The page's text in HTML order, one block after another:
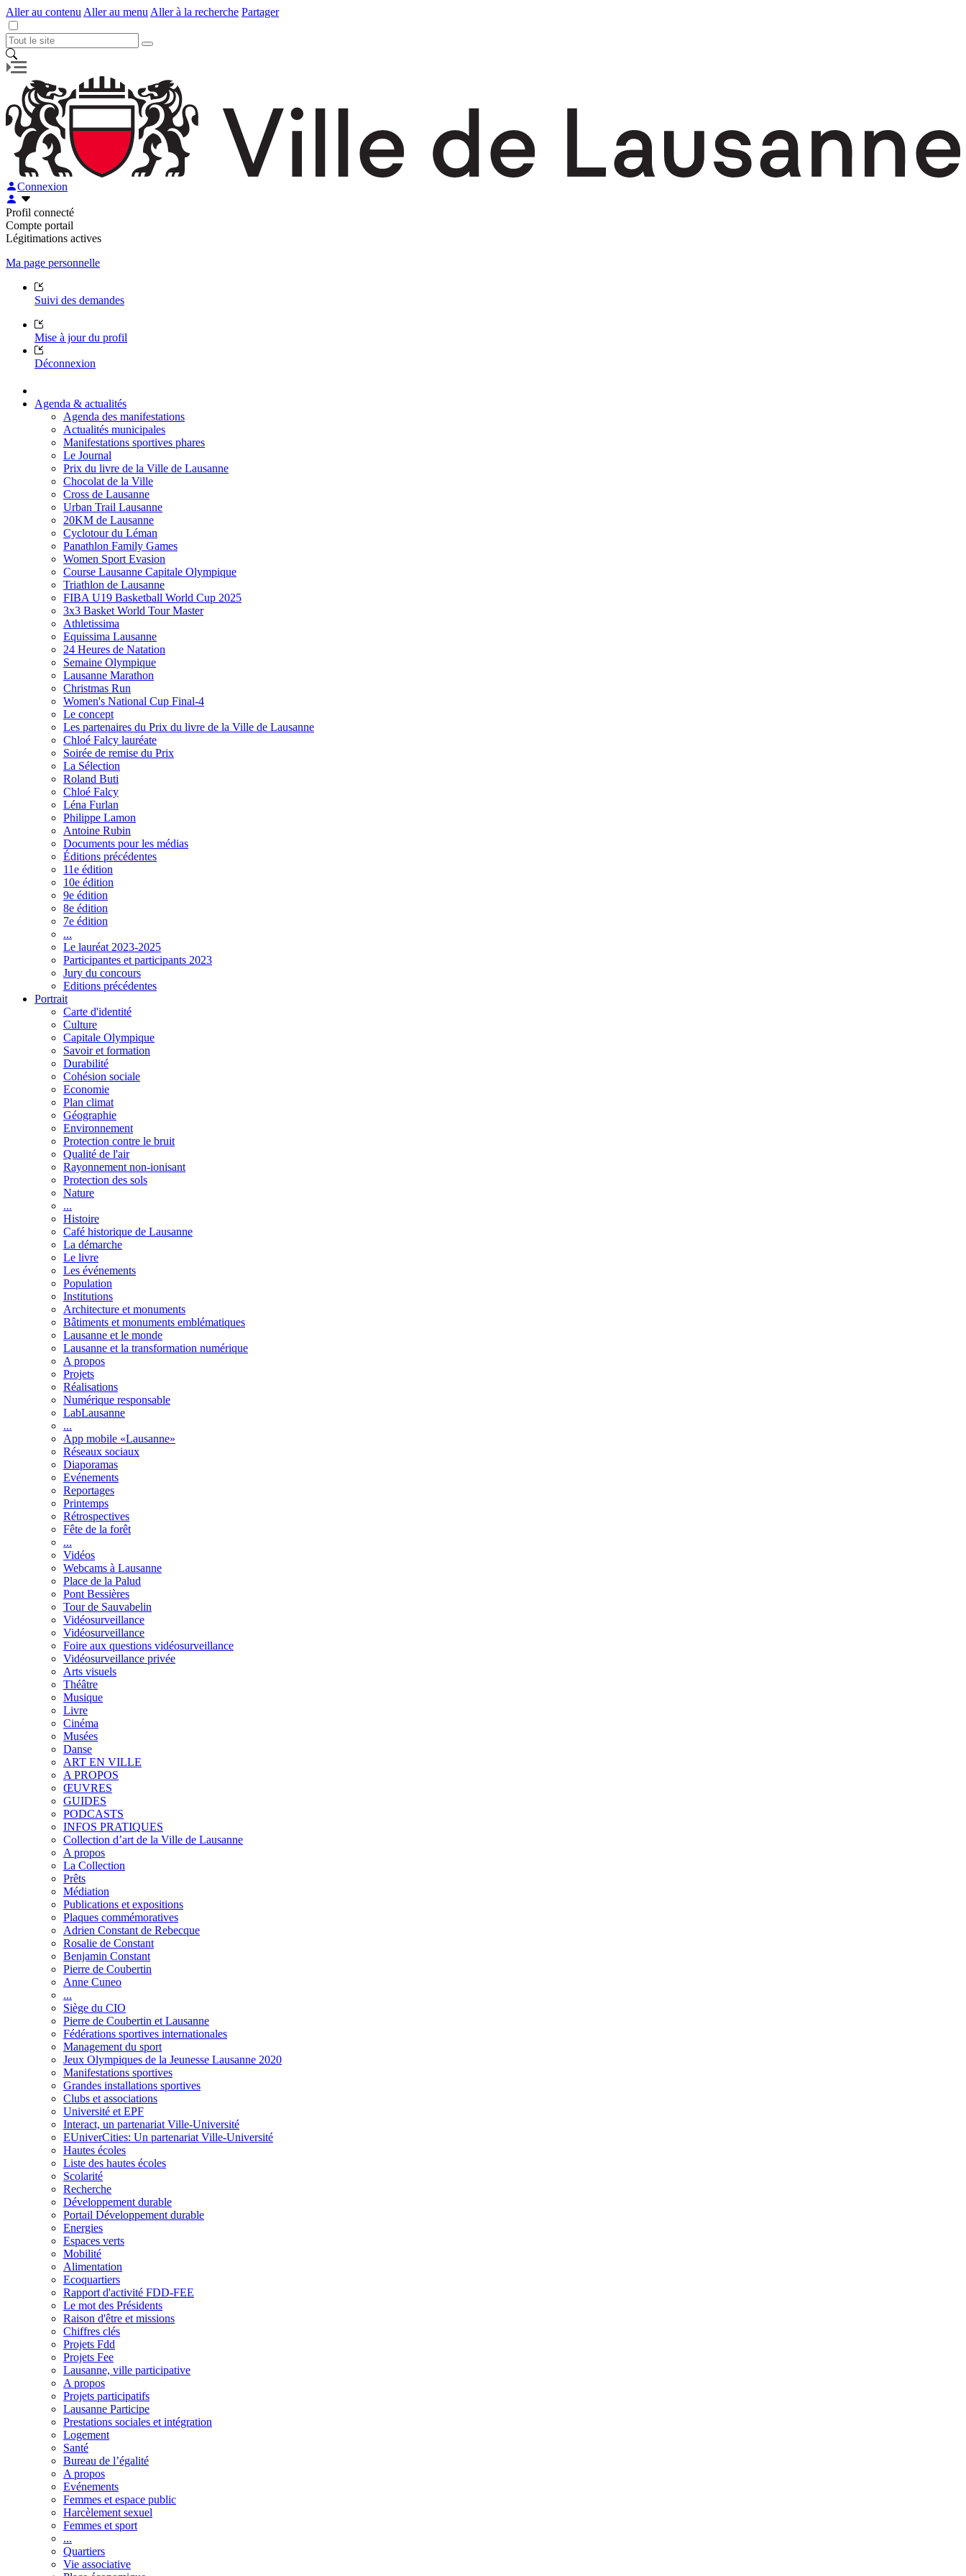
Aller au contenu Aller au menu Aller à la recherche Partager
Connexion
Profil connecté
Compte portail
Légitimations actives
Ma page personnelle
Suivi des demandes
Mise à jour du profil
Déconnexion
Agenda & actualités
Agenda des manifestations
Actualités municipales
Manifestations sportives phares
Le Journal
Prix du livre de la Ville de Lausanne
Chocolat de la Ville
Cross de Lausanne
Urban Trail Lausanne
20KM de Lausanne
Cyclotour du Léman
Panathlon Family Games
Women Sport Evasion
Course Lausanne Capitale Olympique
Triathlon de Lausanne
FIBA U19 Basketball World Cup 2025
3x3 Basket World Tour Master
Athletissima
Equissima Lausanne
24 Heures de Natation
Semaine Olympique
Lausanne Marathon
Christmas Run
Women's National Cup Final-4
Le concept
Les partenaires du Prix du livre de la Ville de Lausanne
Chloé Falcy lauréate
Soirée de remise du Prix
La Sélection
Roland Buti
Chloé Falcy
Léna Furlan
Philippe Lamon
Antoine Rubin
Documents pour les médias
Éditions précédentes
11e édition
10e édition
9e édition
8e édition
7e édition
...
Le lauréat 2023-2025
Participantes et participants 2023
Jury du concours
Editions précédentes
Portrait
Carte d'identité
Culture
Capitale Olympique
Savoir et formation
Durabilité
Cohésion sociale
Economie
Plan climat
Géographie
Environnement
Protection contre le bruit
Qualité de l'air
Rayonnement non-ionisant
Protection des sols
Nature
...
Histoire
Café historique de Lausanne
La démarche
Le livre
Les événements
Population
Institutions
Architecture et monuments
Bâtiments et monuments emblématiques
Lausanne et le monde
Lausanne et la transformation numérique
A propos
Projets
Réalisations
Numérique responsable
LabLausanne
...
App mobile «Lausanne»
Réseaux sociaux
Diaporamas
Evénements
Reportages
Printemps
Rétrospectives
Fête de la forêt
...
Vidéos
Webcams à Lausanne
Place de la Palud
Pont Bessières
Tour de Sauvabelin
Vidéosurveillance
Vidéosurveillance
Foire aux questions vidéosurveillance
Vidéosurveillance privée
Arts visuels
Théâtre
Musique
Livre
Cinéma
Musées
Danse
ART EN VILLE
A PROPOS
ŒUVRES
GUIDES
PODCASTS
INFOS PRATIQUES
Collection d’art de la Ville de Lausanne
A propos
La Collection
Prêts
Médiation
Publications et expositions
Plaques commémoratives
Adrien Constant de Rebecque
Rosalie de Constant
Benjamin Constant
Pierre de Coubertin
Anne Cuneo
...
Siège du CIO
Pierre de Coubertin et Lausanne
Fédérations sportives internationales
Management du sport
Jeux Olympiques de la Jeunesse Lausanne 2020
Manifestations sportives
Grandes installations sportives
Clubs et associations
Université et EPF
Interact, un partenariat Ville-Université
EUniverCities: Un partenariat Ville-Université
Hautes écoles
Liste des hautes écoles
Scolarité
Recherche
Développement durable
Portail Développement durable
Energies
Espaces verts
Mobilité
Alimentation
Ecoquartiers
Rapport d'activité FDD-FEE
Le mot des Présidents
Raison d'être et missions
Chiffres clés
Projets Fdd
Projets Fee
Lausanne, ville participative
A propos
Projets participatifs
Lausanne Participe
Prestations sociales et intégration
Logement
Santé
Bureau de l’égalité
A propos
Evénements
Femmes et espace public
Harcèlement sexuel
Femmes et sport
...
Quartiers
Vie associative